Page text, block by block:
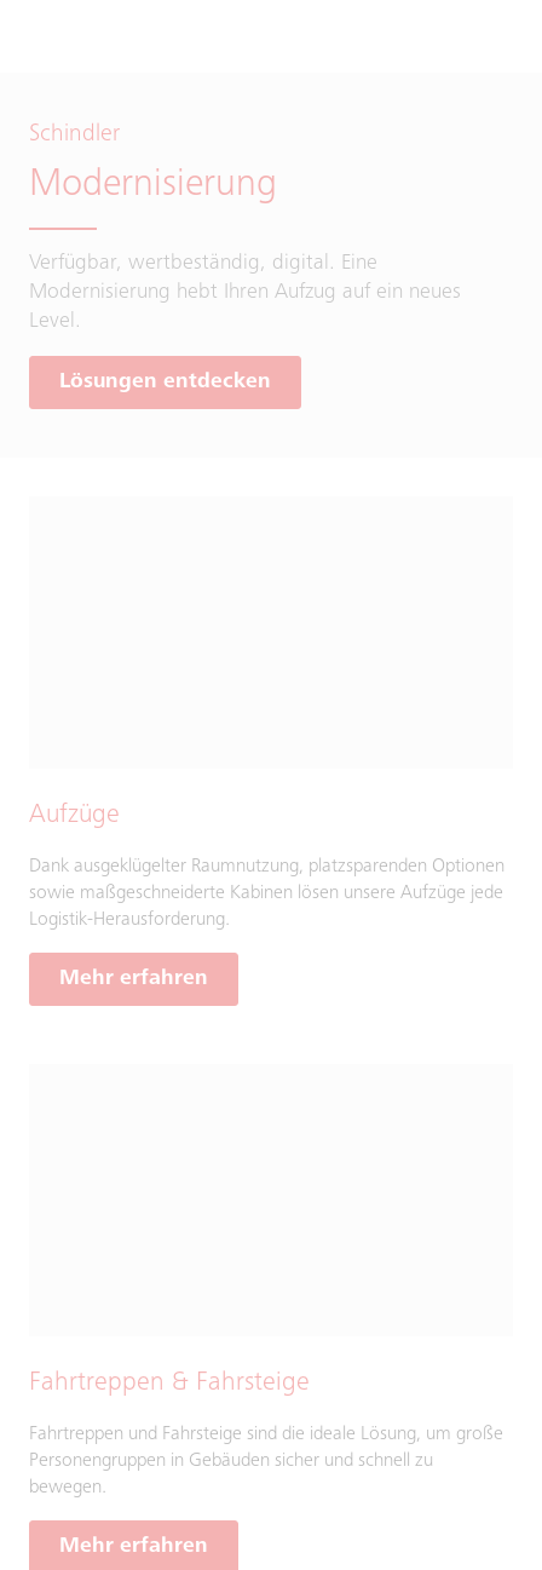
Schindler
Modernisierung
Verfügbar, wertbeständig, digital. Eine
Modernisierung hebt Ihren Aufzug auf ein neues
Level.
Lösungen entdecken
Aufzüge
Dank ausgeklügelter Raumnutzung, platzsparenden Optionen
sowie maßgeschneiderte Kabinen lösen unsere Aufzüge jede
Logistik-Herausforderung.
Mehr erfahren
Fahrtreppen & Fahrsteige
Fahrtreppen und Fahrsteige sind die ideale Lösung, um große
Personengruppen in Gebäuden sicher und schnell zu
bewegen.
Mehr erfahren